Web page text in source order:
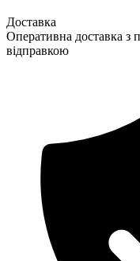
Доставка
Оперативна доставка з
відправкою